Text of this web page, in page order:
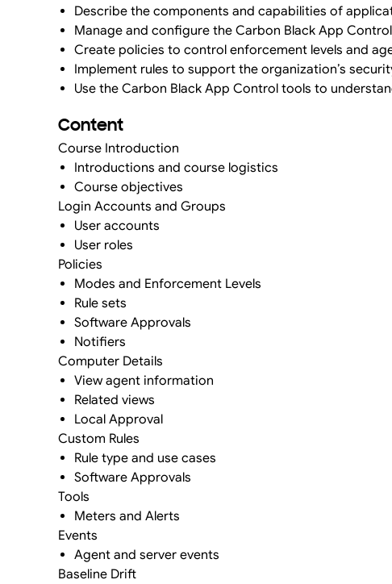
Describe the components and capabilities of
Manage and configure the Carbon Black App
Create policies to control enforcement levels and
Implement rules to support the organization’s
Use the Carbon Black App Control tools to
Content
Course Introduction
Introductions and course logistics
Course objectives
Login Accounts and Groups
User accounts
User roles
Policies
Modes and Enforcement Levels
Rule sets
Software Approvals
Notifiers
Computer Details
View agent information
Related views
Local Approval
Custom Rules
Rule type and use cases
Software Approvals
Tools
Meters and Alerts
Events
Agent and server events
Baseline Drift